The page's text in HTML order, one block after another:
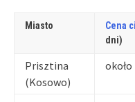
Miasto Cena
dni)
Prisztina
(Kosowo)
około